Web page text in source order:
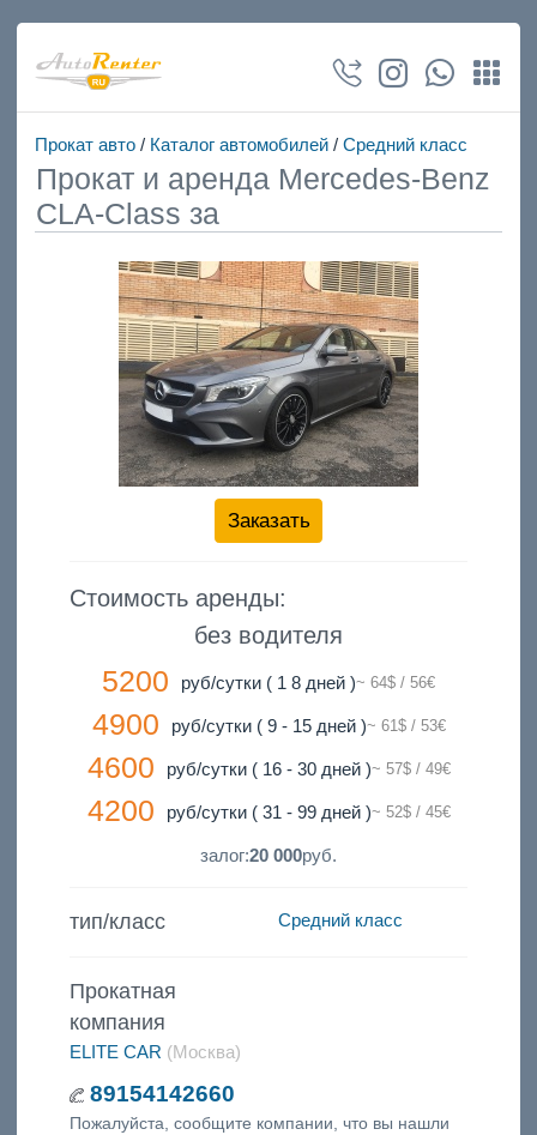
Прокат авто/ Каталог автомобилей/ Средний класс
Прокат и аренда Mercedes-Benz
CLA-Class за
Заказать
Стоимость аренды:
без водителя
5200 руб/сутки ( 1 8 дней )~ 64$ / 56€
4900 руб/сутки ( 9 - 15 дней )~ 61$ / 53€
4600 руб/сутки ( 16 - 30 дней )~ 57$ / 49€
4200 руб/сутки ( 31 - 99 дней )~ 52$ / 45€
залог:20 000руб.
тип/класс Средний класс
Прокатная
компания
ELITE CAR (Москва)
89154142660
Пожалуйста, сообщите компании, что вы нашли